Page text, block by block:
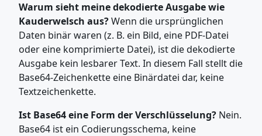
Warum sieht meine dekodierte Ausgabe wie
Kauderwelsch aus?Wenn die ursprünglichen
Daten binär waren (z. B. ein Bild, eine PDF-Datei
oder eine komprimierte Datei), ist die dekodierte
Ausgabe kein lesbarer Text. In diesem Fall stellt die
Base64-Zeichenkette eine Binärdatei dar, keine
Textzeichenkette.
Ist Base64 eine Form der Verschlüsselung? Nein.
Base64 ist ein Codierungsschema, keine